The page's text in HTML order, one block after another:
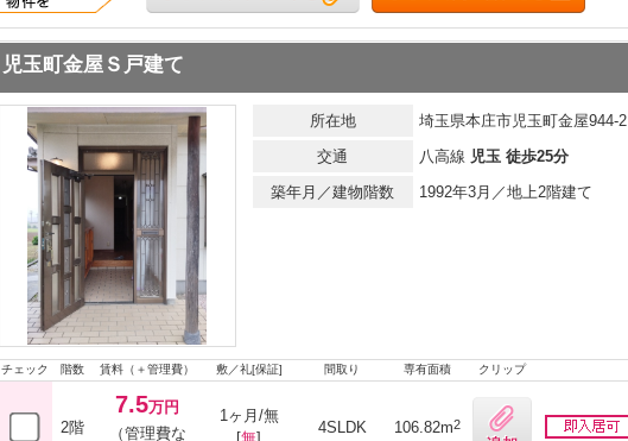
児玉町金屋Ｓ戸建て
所在地
埼玉県本庄市児玉町金屋944-2
交通
八高線 児玉 徒歩25分
築年月／建物階数
1992年3月／地上2階建て
チェック 階数 賃料（＋管理費） 敷／礼[保証] 間取り 専有面積 クリップ
2階
7.5万円
（管理費な
1ヶ月/無
4SLDK 106.82m2